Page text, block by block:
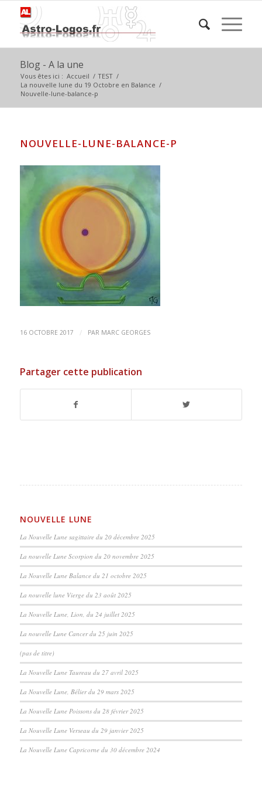
Blog - A la une
Vous êtes ici : Accueil / TEST /
La nouvelle lune du 19 Octobre en Balance /
Nouvelle-lune-balance-p
NOUVELLE-LUNE-BALANCE-P
16 OCTOBRE 2017 / PAR MARC GEORGES
Partager cette publication
NOUVELLE LUNE
La Nouvelle Lune sagittaire du 20 décembre 2025
La nouvelle Lune Scorpion du 20 novembre 2025
La Nouvelle Lune Balance du 21 octobre 2025
La nouvelle lune Vierge du 23 août 2025
La Nouvelle Lune, Lion, du 24 juillet 2025
La nouvelle Lune Cancer du 25 juin 2025
(pas de titre)
La Nouvelle Lune Taureau du 27 avril 2025
La Nouvelle Lune, Bélier du 29 mars 2025
La Nouvelle Lune Poissons du 28 février 2025
La Nouvelle Lune Verseau du 29 janvier 2025
La Nouvelle Lune Capricorne du 30 décembre 2024